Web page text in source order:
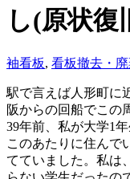
し(原状復
袖看板, 看板撤去
駅で言えば人形町に
阪からの回船でこの
39年前、私が大学1
このあたりに住んで
てていました。私は